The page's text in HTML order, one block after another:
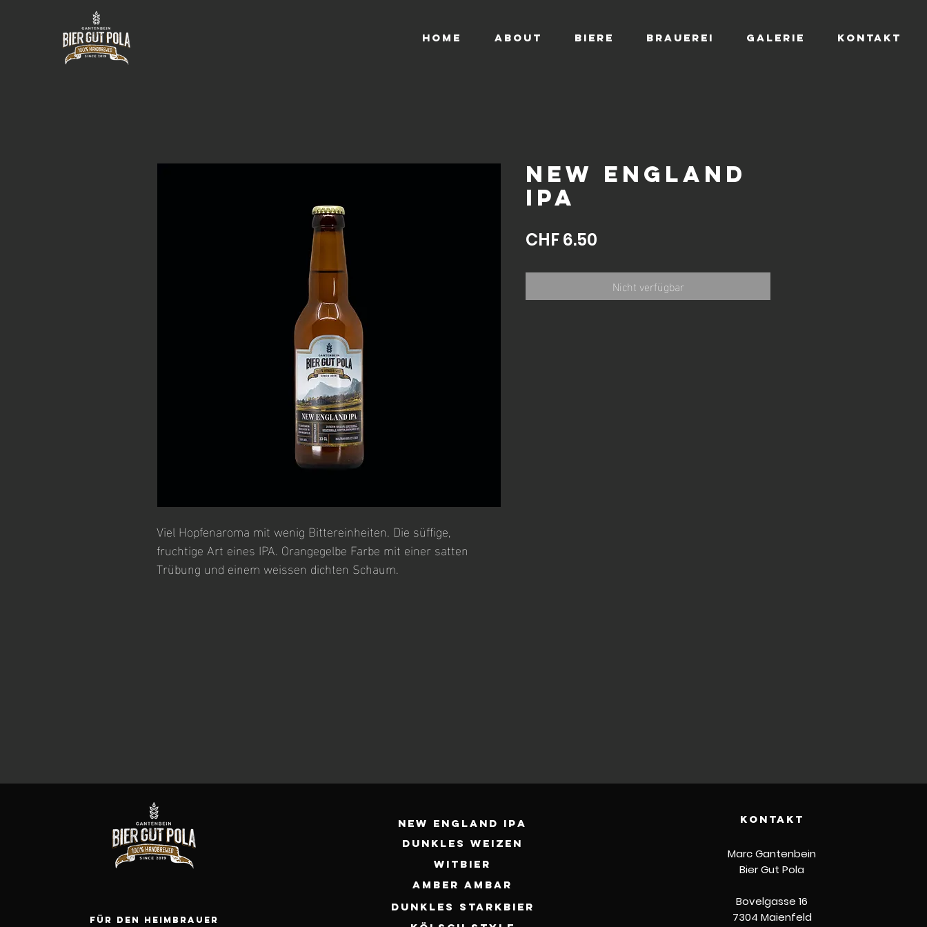
HOME ABOUT BIERE BRAUEREI GALERIE KONTAKT
Viel Hopfenaroma mit wenig Bittereinheiten. Die süffige,
fruchtige Art eines IPA. Orangegelbe Farbe mit einer satten
Trübung und einem weissen dichten Schaum.
NEW ENGLAND
IPA
CHF 6.50
Nicht verfügbar
Für den heimbrauer
New England IPA
DUNKLES WEIZEN
WITBIER
AMBER AMBAR
DUNKLES STARKBIER
kontakt
Marc Gantenbein
Bier Gut Pola
Bovelgasse 16
7304 Maienfeld